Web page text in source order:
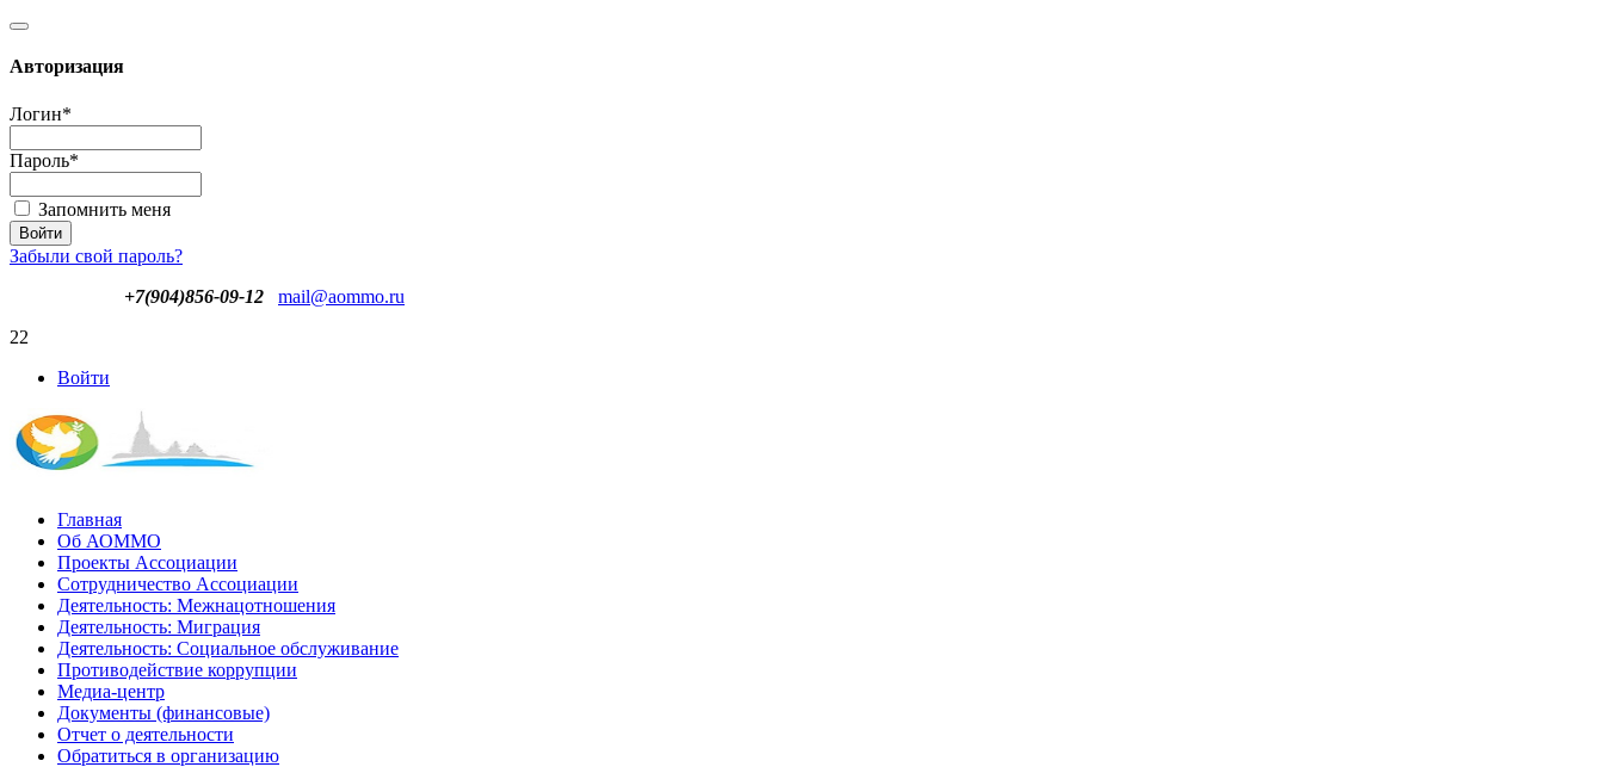
Авторизация
Логин*
Пароль*
Запомнить меня
Забыли свой пароль?
+7(904)856-09-12
mail@aommo.ru
22
Войти
Главная
Об АОММО
Проекты Ассоциации
Сотрудничество Ассоциации
Деятельность: Межнацотношения
Деятельность: Миграция
Деятельность: Социальное обслуживание
Противодействие коррупции
Медиа-центр
Документы (финансовые)
Отчет о деятельности
Обратиться в организацию